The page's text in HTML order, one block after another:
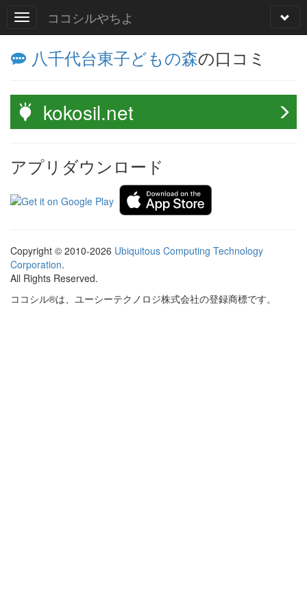
ココシルやちよ
八千代台東子どもの森の口コミ
kokosil.net
アプリダウンロード
Copyright © 2010-2026 Ubiquitous Computing Technology
Corporation.
All Rights Reserved.
ココシル®は、ユーシーテクノロジ株式会社の登録商標です。